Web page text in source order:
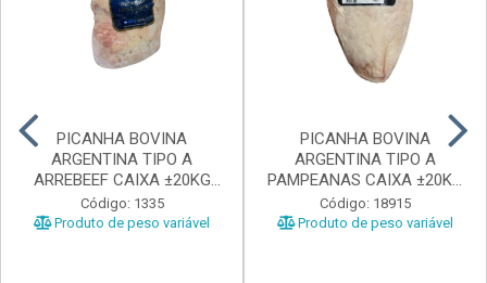
PICANHA BOVINA
ARGENTINA TIPO A
ARREBEEF CAIXA ±20KG
PEÇAS 1...
Código: 1335
Produto de peso variável
PICANHA BOVINA
ARGENTINA TIPO A
PAMPEANAS CAIXA ±20KG
PEÇAS ...
Código: 18915
Produto de peso variável